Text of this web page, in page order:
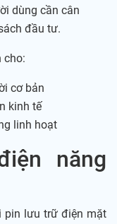
dùng cần cân
đầu tư.
cho:
cơ bản
kinh tế
linh hoạt
năng
pin lưu trữ điện mặt